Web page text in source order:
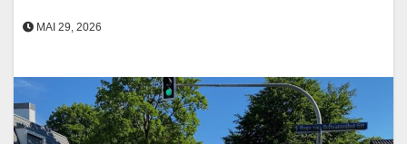
MAI 29, 2026